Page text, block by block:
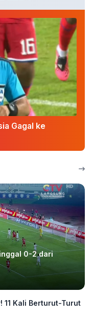
Gagal ke
0-2 dari
11 Kali Berturut-Turut